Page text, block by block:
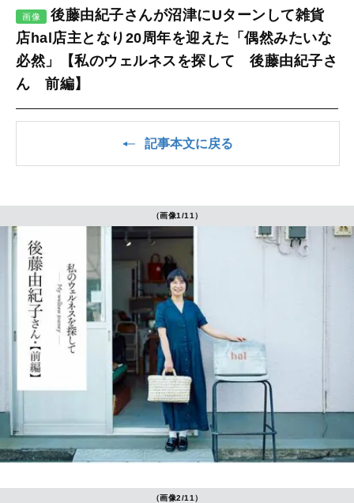
画像
後藤由紀子さんが沼津にUターンして雑貨
店hal店主となり20周年を迎えた「偶然みたいな
必然」【私のウェルネスを探して 後藤由紀子さ
ん 前編】
記事本文に戻る
（画像1/11）
（画像2/11）